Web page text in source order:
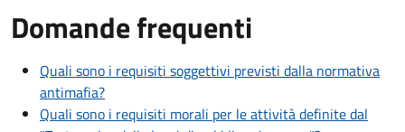
Domande frequenti
Quali sono i requisiti soggettivi previsti dalla normativa
antimafia?
Quali sono i requisiti morali per le attività definite dal